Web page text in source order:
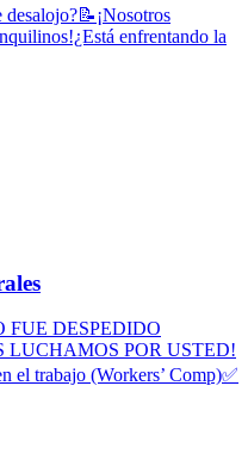
desalojo?📝¡Nosotros
enfrentando la
FUE DESPEDIDO
LUCHAMOS POR USTED!
el trabajo (Workers’ Comp)✅